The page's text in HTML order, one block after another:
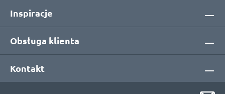
Inspiracje
Obsługa klienta
Kontakt